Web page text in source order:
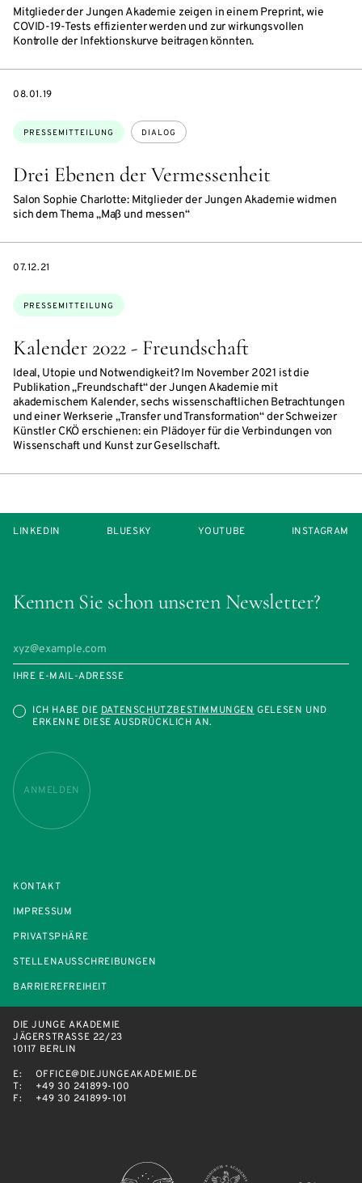
Mitglieder der Jungen Akademie zeigen in einem Preprint, wie
COVID-19-Tests effizienter werden und zur wirkungsvollen
Kontrolle der Infektionskurve beitragen könnten.
Drei Ebenen der Vermessenheit
Salon Sophie Charlotte: Mitglieder der Jungen Akademie widmen
sich dem Thema „Maß und messen“
Themen:
PRESSEMITTEILUNG DIALOG
DATE
08.01.19
Kalender 2022 - Freundschaft
Ideal, Utopie und Notwendigkeit? Im November 2021 ist die
Publikation „Freundschaft“ der Jungen Akademie mit
akademischem Kalender, sechs wissenschaftlichen Betrachtungen
und einer Werkserie „Transfer und Transformation“ der Schweizer
Künstler CKÖ erschienen: ein Plädoyer für die Verbindungen von
Wissenschaft und Kunst zur Gesellschaft.
Themen:
PRESSEMITTEILUNG
DATE
07.12.21
Kennen Sie schon unseren Newsletter?
IHRE E-MAIL-ADRESSE
ICH HABE DIEDATENSCHUTZBESTIMMUNGENGELESEN UND
ERKENNE DIESE AUSDRÜCKLICH AN.
ANMELDEN
LINKEDIN BLUESKY YOUTUBE INSTAGRAM
KONTAKT
IMPRESSUM
PRIVATSPHÄRE
STELLENAUSSCHREIBUNGEN
BARRIEREFREIHEIT
DIE JUNGE AKADEMIE
JÄGERSTRASSE 22/23
10117 BERLIN
E:
OFFICE@DIEJUNGEAKADEMIE.DE
T:
+49 30 241899-100
F:
+49 30 241899-101